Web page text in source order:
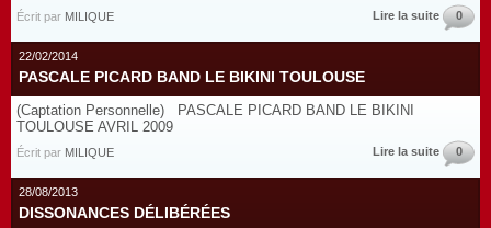
Écrit par MILIQUE Lire la suite 0
22/02/2014
PASCALE PICARD BAND LE BIKINI TOULOUSE
(Captation Personnelle) PASCALE PICARD BAND LE BIKINI
TOULOUSE AVRIL 2009
Écrit par MILIQUE Lire la suite 0
28/08/2013
DISSONANCES DÉLIBÉRÉES